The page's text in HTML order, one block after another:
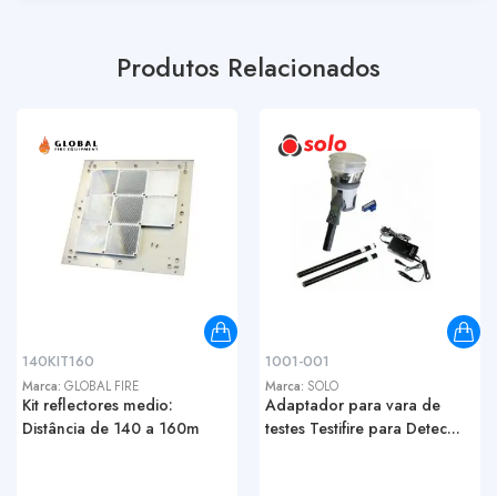
Produtos Relacionados
140KIT160
Marca: GLOBAL FIRE
Kit reflectores medio:
Distância de 140 a 160m
1001-001
Marca: SOLO
Adaptador para vara de
testes Testifire para Detec...